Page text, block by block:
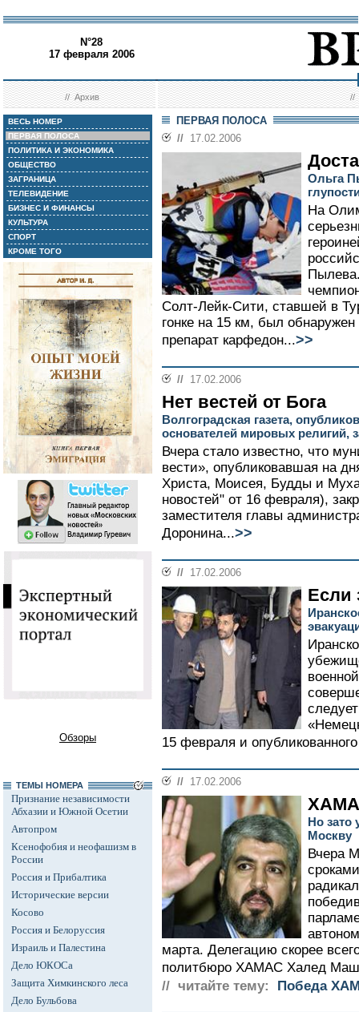
N°28
17 февраля 2006
//Архив //
ВЕСЬ НОМЕР
ПЕРВАЯ ПОЛОСА
ПОЛИТИКА И ЭКОНОМИКА
ОБЩЕСТВО
ЗАГРАНИЦА
ТЕЛЕВИДЕНИЕ
БИЗНЕС И ФИНАНСЫ
КУЛЬТУРА
СПОРТ
КРОМЕ ТОГО
Обзоры
ТЕМЫ НОМЕРА
Признание независимости
Абхазии и Южной Осетии
Автопром
Ксенофобия и неофашизм в
России
Россия и Прибалтика
Исторические версии
Косово
Россия и Белоруссия
Израиль и Палестина
Дело ЮКОСа
Защита Химкинского леса
Дело Бульбова
ПЕРВАЯ ПОЛОСА
// 17.02.2006
Ольга
На
Солт-Лейк-Сити, ставшей в
гонке на 15 км, был
препарат карфедон...>>
// 17.02.2006
Нет вестей от Бога
Волгоградская газета,
основателей мировых религий,
Вчера стало известно, что
вести», опубликовавшая на
Христа, Моисея, Будды и
новостей" от 16 февраля),
заместителя главы
Доронина...>>
// 17.02.2006
Если
15 февраля и
// 17.02.2006
Но зато
Москву
Вчера
марта. Делегацию скорее
политбюро ХАМАС Халед
// читайте тему:
Победа